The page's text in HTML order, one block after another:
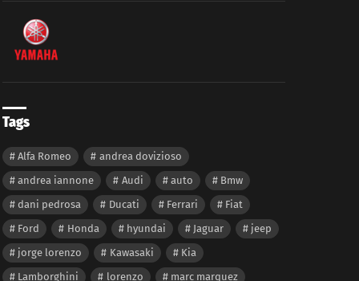
Tags
Alfa Romeo
andrea dovizioso
andrea iannone
Audi auto
Bmw
dani pedrosa
Ducati Ferrari
Fiat
Ford
Honda hyundai Jaguar
jeep
jorge lorenzo
Kawasaki
Kia
Lamborghini
lorenzo
marc marquez